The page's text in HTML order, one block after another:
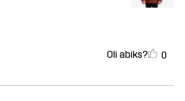
Oli abiks? 0